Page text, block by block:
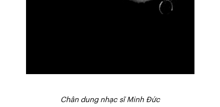
Chân dung nhạc sĩ Minh Đức